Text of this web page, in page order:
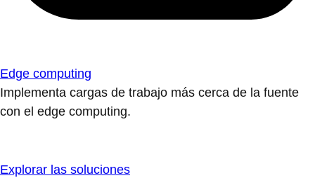
Edge computing
Implementa cargas de trabajo más cerca de la fuente
con el edge computing.
Explorar las soluciones